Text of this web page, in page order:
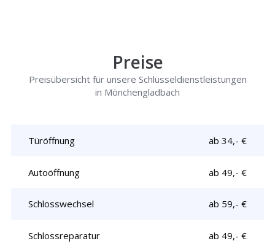
Preise
Preisübersicht für unsere Schlüsseldienstleistungen
in Mönchengladbach
Türöffnung ab 34,- €
Autoöffnung ab 49,- €
Schlosswechsel ab 59,- €
Schlossreparatur ab 49,- €